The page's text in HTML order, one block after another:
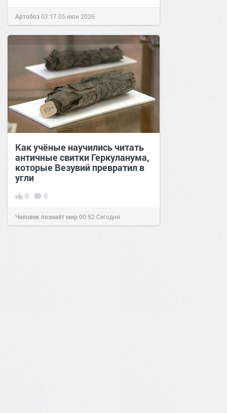
Артобоз03:17 05 июн 2026
Как учёные научились читать
античные свитки Геркуланума,
которые Везувий превратил в
угли
0 0
Человек познаёт мир00:52 Сегодня